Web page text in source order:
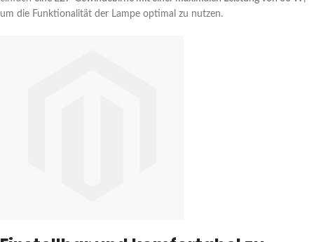
um die Funktionalität der Lampe optimal zu nutzen.